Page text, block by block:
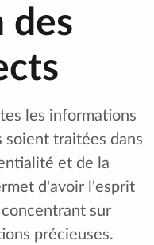
des
les informations
soient traitées dans
et de la
d'avoir l'esprit
sur
précieuses.